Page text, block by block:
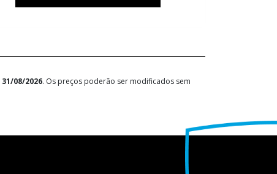
31/08/2026. Os preços poderão ser modificados sem